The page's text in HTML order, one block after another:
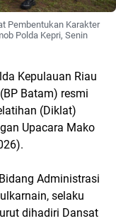
Pembentukan Karakter
Polda Kepri, Senin
Kepulauan Riau
Batam) resmi
(Diklat)
Upacara Mako
Administrasi
selaku
dihadiri Dansat